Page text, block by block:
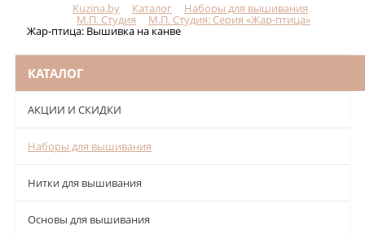
Kuzina.by Каталог Наборы для вышивания
М.П. Студия М.П. Студия: Серия «Жар-птица»
Жар-птица: Вышивка на канве
КАТАЛОГ
АКЦИИ И СКИДКИ
Наборы для вышивания
Нитки для вышивания
Основы для вышивания